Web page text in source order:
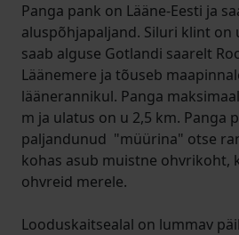
Panga pank on Lääne-Eesti ja
aluspõhjapaljand. Siluri klint on
saab alguse Gotlandi saarelt
Läänemere ja tõuseb
läänerannikul. Panga
m ja ulatus on u 2,5 km. Panga
paljandunud "müürina" otse
kohas asub muistne ohvrikoht,
ohvreid merele.
Looduskaitsealal on lummav